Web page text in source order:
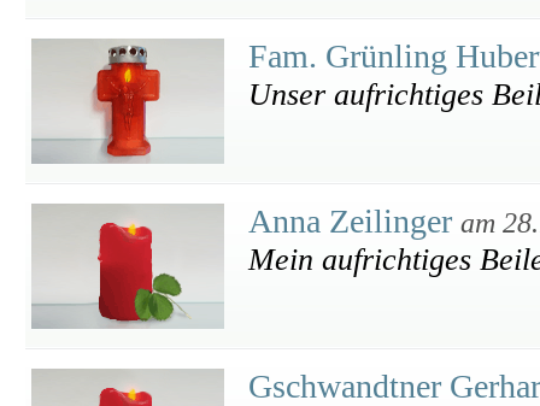
Fam. Grünling
Unser aufrichtiges
Anna Zeilinger am
Mein aufrichtiges
Gschwandtner